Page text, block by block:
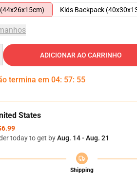
Kids Backpack
ADICIONAR AO CARRINHO
termina em 04: 57: 54
States
today to get byAug. 14 - Aug. 21
Shipping